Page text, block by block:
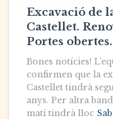
Excavació de
Castellet.
Portes obertes.
Bones notícies!
confirmen que la
Castellet tindrà
anys. Per altra
matí tindrà lloc